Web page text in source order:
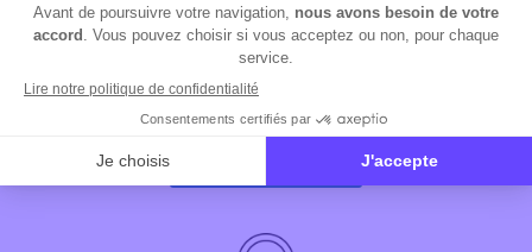
UNE QUESTION